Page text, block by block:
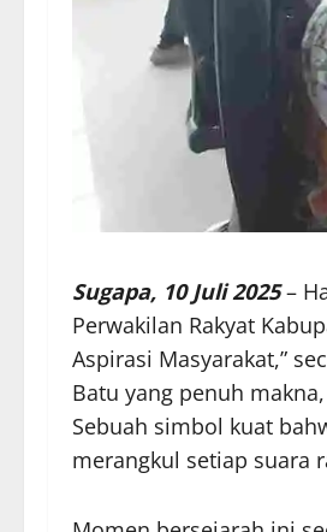
Sugapa, 10 Juli 2025–
Perwakilan Rakyat
Aspirasi Masyarakat,”
Batu yang penuh
Sebuah simbol kuat
merangkul setiap suara